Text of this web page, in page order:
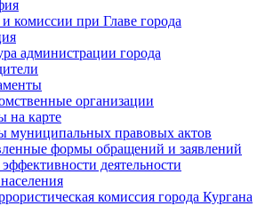
комиссии при Главе города
администрации города
организации
на карте
муниципальных правовых актов
формы обращений и заявлений
деятельности
комиссия города Кургана